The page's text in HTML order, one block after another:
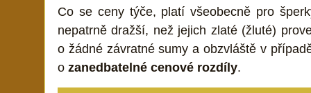
Co se ceny týče, platí všeobecně pro
nepatrně dražší, než jejich zlaté (žluté)
o žádné závratné sumy a obzvláště v
o zanedbatelné cenové rozdíly.